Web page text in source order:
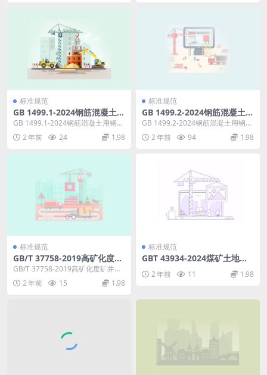
标准规范
GB 1499.1-2024钢筋混凝土用
钢 第1部分：热轧光圆钢筋.pd
GB 1499.1-2024钢筋混凝土用钢
第1部分：热轧光圆钢筋 本文件按
照G...2 年前 24 1.98
标准规范
GB 1499.2-2024钢筋混凝土用
钢 第2部分：热轧带肋钢筋.pd
GB 1499.2-2024钢筋混凝土用钢
第2部分：热轧带肋钢筋 本文件按
照G...2 年前 94 1.98
标准规范
GB/T 37758-2019高矿化度矿
井水处理与回用技术导则.pdf
GB/T 37758-2019高矿化度矿井水
处理与回用技术导则 矿山企业对所
产生...2 年前 15 1.98
标准规范
GBT 43934-2024煤矿土地复
垦与生态修复技术规范.pdf
2 年前 11 1.98